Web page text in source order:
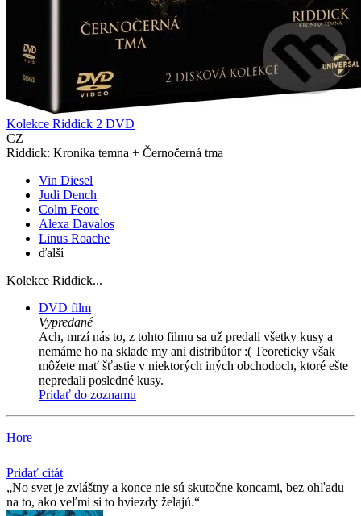
Kolekce Riddick 2 DVD
CZ
Riddick: Kronika temna + Černočerná tma
Vin Diesel
Judi Dench
Colm Feore
Alexa Davalos
Linus Roache
ďalší
Kolekce Riddick...
DVD film
Vypredané
Ach, mrzí nás to, z tohto filmu sa už predali všetky kusy a
nemáme ho na sklade my ani distribútor :( Teoreticky však
môžete mať šťastie v niektorých iných obchodoch, ktoré ešte
nepredali posledné kusy.
Pridať do zoznamu
Hore
Pridať citát
No svet je zvláštny a konce nie sú skutočne koncami, bez ohľadu
na to, ako veľmi si to hviezdy želajú.